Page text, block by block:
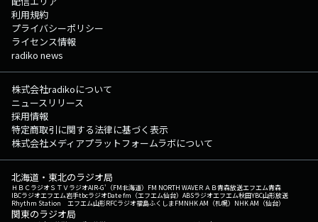
利用規約
プライバシーポリシー
ライセンス情報
radiko news
株式会社radikoについて
ニュースリリース
採用情報
特定商取引に関する法律に基づく表示
株式会社メディアプラットフォームラボについて
北海道・東北のラジオ局
ＨＢＣラジオＳＴＶラジオAIR-G'（FM北海道） FM NORTH WAVEＲＡＢ青森放送エフエム青森
IBCラジオエフエム岩手tbcラジオDate fm（エフエム仙台） ABSラジオエフエム秋田YBC山形放送
Rhythm Station エフエム山形RFCラジオ福島ふくしまFMNHK AM（札幌） NHK AM（仙台）
関東のラジオ局